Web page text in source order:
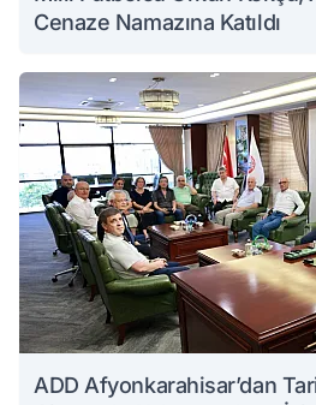
Cenaze Namazına Katıldı
ADD Afyonkarahisar’dan